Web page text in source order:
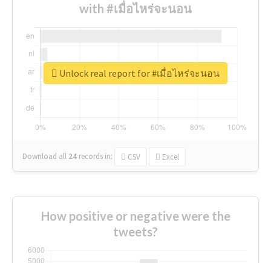
with #เมื่อไหร่จะนอน
Download all 24 records in: CSV Excel
Unlock real report for #เมื่อไหร่จะนอน
How positive or negative were the
tweets?